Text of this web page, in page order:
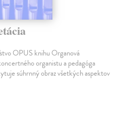
OPUS knihu Organová
organistu a pedagóga
súhrnný obraz všetkých aspektov